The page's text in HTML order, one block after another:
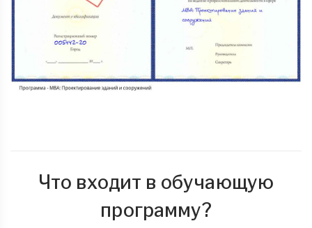
Что входит в обучающую
программу?